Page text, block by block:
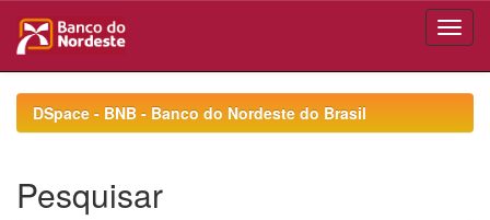
navigationDSpace - BNB - Banco do Nordeste do Brasil
Pesquisar